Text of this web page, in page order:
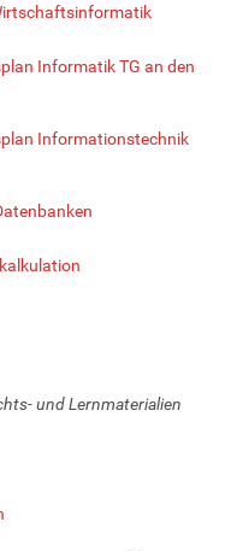
Informatik TG an den
Informationstechnik
und Lernmaterialien